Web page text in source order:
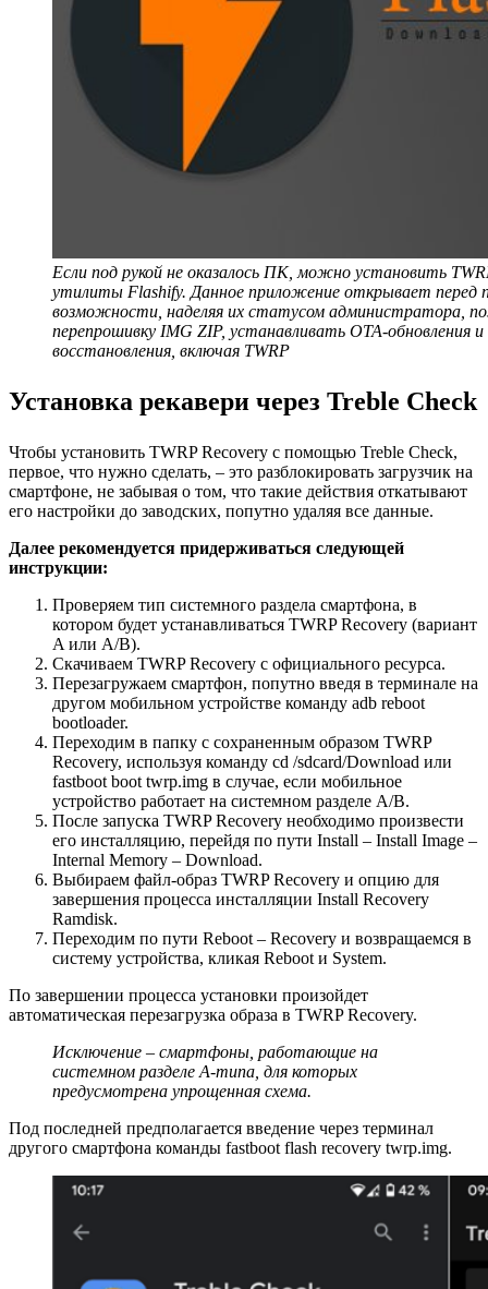
Если под рукой не оказалось ПК, можно установить
утилиты Flashify. Данное приложение открывает перед
возможности, наделяя их статусом администратора,
перепрошивку IMG ZIP, устанавливать OTA-обновления
восстановления, включая TWRP
Установка рекавери через Treble Check
Чтобы установить TWRP Recovery с помощью Treble Check,
первое, что нужно сделать, – это разблокировать загрузчик на
смартфоне, не забывая о том, что такие действия откатывают
его настройки до заводских, попутно удаляя все данные.
Далее рекомендуется придерживаться следующей
инструкции:
Проверяем тип системного раздела смартфона, в
котором будет устанавливаться TWRP Recovery (вариант
A или A/B).
Скачиваем TWRP Recovery с официального ресурса.
Перезагружаем смартфон, попутно введя в терминале на
другом мобильном устройстве команду adb reboot
bootloader.
Переходим в папку с сохраненным образом TWRP
Recovery, используя команду cd /sdcard/Download или
fastboot boot twrp.img в случае, если мобильное
устройство работает на системном разделе A/B.
После запуска TWRP Recovery необходимо произвести
его инсталляцию, перейдя по пути Install – Install Image –
Internal Memory – Download.
Выбираем файл-образ TWRP Recovery и опцию для
завершения процесса инсталляции Install Recovery
Ramdisk.
Переходим по пути Reboot – Recovery и возвращаемся в
систему устройства, кликая Reboot и System.
По завершении процесса установки произойдет
автоматическая перезагрузка образа в TWRP Recovery.
Исключение – смартфоны, работающие на
системном разделе A-типа, для которых
предусмотрена упрощенная схема.
Под последней предполагается введение через терминал
другого смартфона команды fastboot flash recovery twrp.img.